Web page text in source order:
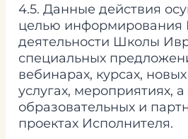
4.5. Данные действия
целью информирования
деятельности Школы
специальных
вебинарах, курсах,
услугах, мероприятиях,
образовательных и
проектах Исполнителя.